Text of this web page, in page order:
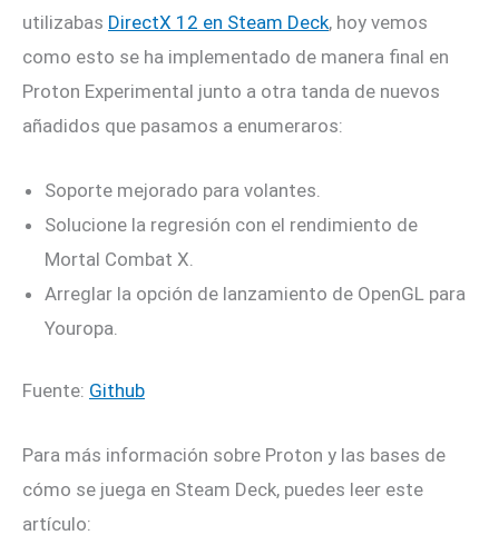
utilizabas DirectX 12 en Steam Deck, hoy vemos
como esto se ha implementado de manera final en
Proton Experimental junto a otra tanda de nuevos
añadidos que pasamos a enumeraros:
Soporte mejorado para volantes.
Solucione la regresión con el rendimiento de
Mortal Combat X.
Arreglar la opción de lanzamiento de OpenGL para
Youropa.
Fuente: Github
Para más información sobre Proton y las bases de
cómo se juega en Steam Deck, puedes leer este
artículo: